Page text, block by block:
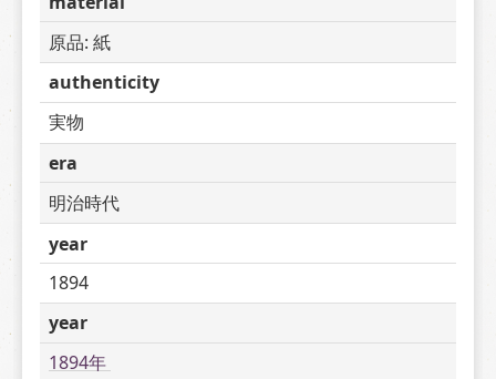
原品: 紙
authenticity
実物
era
明治時代
year
1894
year
1894年